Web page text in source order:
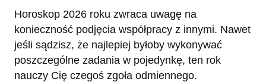
Horoskop 2026 roku zwraca uwagę na
konieczność podjęcia współpracy z innymi. Nawet
jeśli sądzisz, że najlepiej byłoby wykonywać
poszczególne zadania w pojedynkę, ten rok
nauczy Cię czegoś zgoła odmiennego.